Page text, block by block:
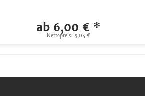
ab 6,00 € *
Nettopreis: 5,04 €